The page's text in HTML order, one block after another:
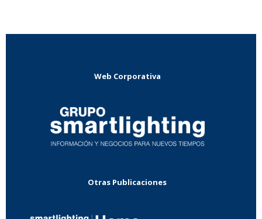
Web Corporativa
Otras Publicaciones